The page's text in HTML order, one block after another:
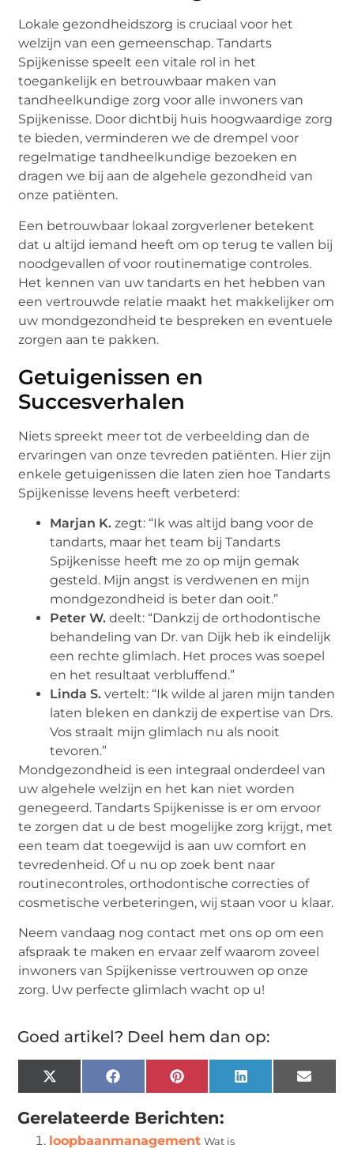
Lokale gezondheidszorg is cruciaal voor het
welzijn van een gemeenschap. Tandarts
Spijkenisse speelt een vitale rol in het
toegankelijk en betrouwbaar maken van
tandheelkundige zorg voor alle inwoners van
Spijkenisse. Door dichtbij huis hoogwaardige zorg
te bieden, verminderen we de drempel voor
regelmatige tandheelkundige bezoeken en
dragen we bij aan de algehele gezondheid van
onze patiënten.
Een betrouwbaar lokaal zorgverlener betekent
dat u altijd iemand heeft om op terug te vallen bij
noodgevallen of voor routinematige controles.
Het kennen van uw tandarts en het hebben van
een vertrouwde relatie maakt het makkelijker om
uw mondgezondheid te bespreken en eventuele
zorgen aan te pakken.
Getuigenissen en
Succesverhalen
Niets spreekt meer tot de verbeelding dan de
ervaringen van onze tevreden patiënten. Hier zijn
enkele getuigenissen die laten zien hoe Tandarts
Spijkenisse levens heeft verbeterd:
Marjan K. zegt: “Ik was altijd bang voor de
tandarts, maar het team bij Tandarts
Spijkenisse heeft me zo op mijn gemak
gesteld. Mijn angst is verdwenen en mijn
mondgezondheid is beter dan ooit.”
Peter W. deelt: “Dankzij de orthodontische
behandeling van Dr. van Dijk heb ik eindelijk
een rechte glimlach. Het proces was soepel
en het resultaat verbluffend.”
Linda S. vertelt: “Ik wilde al jaren mijn tanden
laten bleken en dankzij de expertise van Drs.
Vos straalt mijn glimlach nu als nooit
tevoren.”
Mondgezondheid is een integraal onderdeel van
uw algehele welzijn en het kan niet worden
genegeerd. Tandarts Spijkenisse is er om ervoor
te zorgen dat u de best mogelijke zorg krijgt, met
een team dat toegewijd is aan uw comfort en
tevredenheid. Of u nu op zoek bent naar
routinecontroles, orthodontische correcties of
cosmetische verbeteringen, wij staan voor u klaar.
Neem vandaag nog contact met ons op om een
afspraak te maken en ervaar zelf waarom zoveel
inwoners van Spijkenisse vertrouwen op onze
zorg. Uw perfecte glimlach wacht op u!
Goed artikel? Deel hem dan op:
X
(Twitter)
FacebookPinterest LinkedIn Email
Gerelateerde Berichten:
loopbaanmanagement Wat is